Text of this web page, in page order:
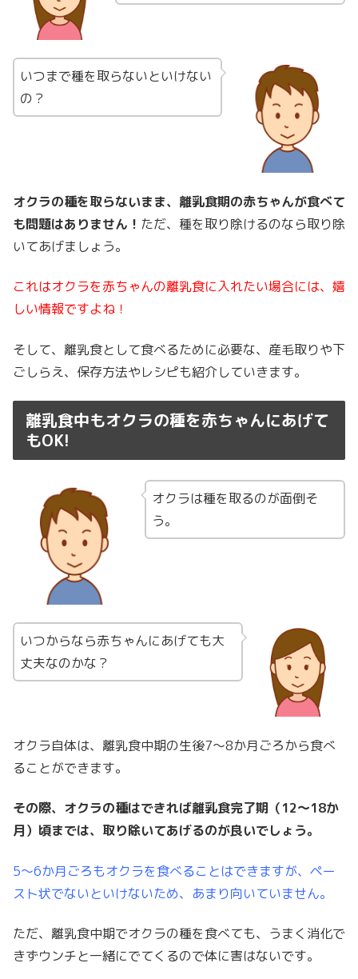
いつまで種を取らないといけない
の？
オクラの種を取らないまま、 離乳食期の赤ちゃんが食べて
も問題はありません！ ただ、種を取り除けるのなら取り除
いてあげましょう。
これはオクラを赤ちゃんの離乳食に入れたい場合には、嬉
しい情報ですよね！
そして、離乳食として食べるために必要な、産毛取りや下
ごしらえ、保存方法やレシピも紹介していきます。
離乳食中もオクラの種を赤ちゃんにあげて
もOK!
オクラは種を取るのが面倒そ
う。
いつからなら赤ちゃんにあげても大
丈夫なのかな？
オクラ自体は、離乳食中期の生後7～8か月ごろから食べ
ることができます。
その際、オクラの種はできれば離乳食完了期（12～18か
月）頃までは、取り除いてあげるのが良いでしょう。
5～6か月ごろもオクラを食べることはできますが、ペー
スト状でないといけないため、あまり向いていません。
ただ、離乳食中期でオクラの種を食べても、うまく消化で
きずウンチと一緒にでてくるので体に害はないです。